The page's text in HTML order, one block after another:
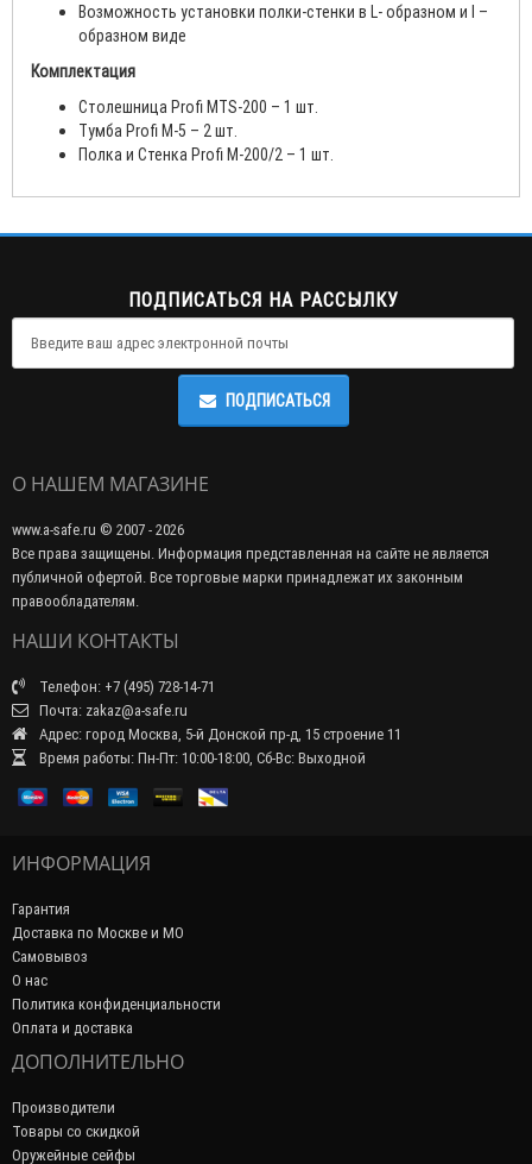
Возможность установки полки-стенки в L- образном и I –
образном виде
Комплектация
Столешница Profi MTS-200 – 1 шт.
Тумба Profi M-5 – 2 шт.
Полка и Стенка Profi M-200/2 – 1 шт.
ПОДПИСАТЬСЯ НА РАССЫЛКУ
ПОДПИСАТЬСЯ
О НАШЕМ МАГАЗИНЕ
www.a-safe.ru © 2007 - 2026
Все права защищены. Информация представленная на сайте не является
публичной офертой. Все торговые марки принадлежат их законным
правообладателям.
НАШИ КОНТАКТЫ
Телефон: +7 (495) 728-14-71
Почта: zakaz@a-safe.ru
Адрес: город Москва, 5-й Донской пр-д, 15 строение 11
Время работы: Пн-Пт: 10:00-18:00, Сб-Вс: Выходной
ИНФОРМАЦИЯ
Гарантия
Доставка по Москве и МО
Самовывоз
О нас
Политика конфиденциальности
Оплата и доставка
ДОПОЛНИТЕЛЬНО
Производители
Товары со скидкой
Оружейные сейфы